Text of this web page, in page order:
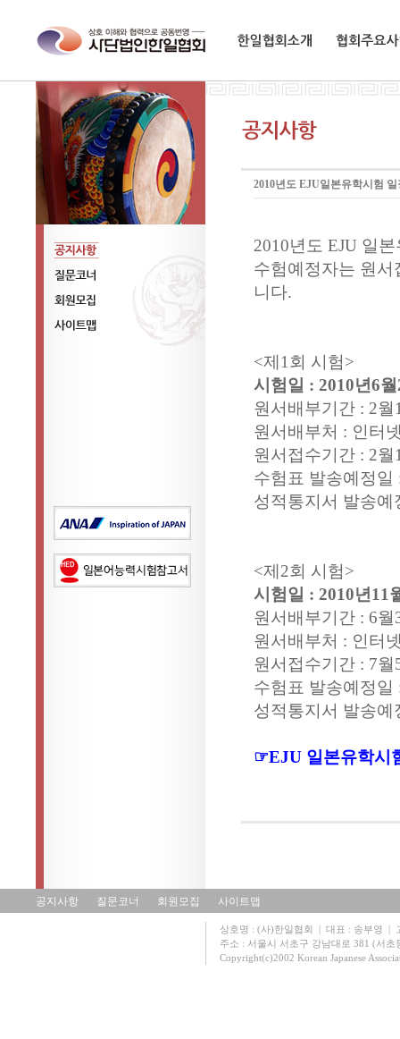
공지사항
질문코너
회원모집
2010년도 EJU일본유학시험 일
2010년도 EJU 일
수험예정자는 원
니다.
<제1회 시험>
시험일 : 2010년6
원서배부기간 : 2월
원서배부처 : 인터
원서접수기간 : 2월
수험표 발송예정일
성적통지서 발송예
<제2회 시험>
시험일 : 2010년11
원서배부기간 : 6월
원서배부처 : 인터
원서접수기간 : 7
수험표 발송예정일
성적통지서 발송예
☞EJU 일본유학시
공지사항 질문코너 회원모집 사이트맵
상호명 : (사)한일협회 | 대표 : 송부영 |
주소 : 서울시 서초구 강남대로 381 (서
Copyright(c)2002 Korean Japanese